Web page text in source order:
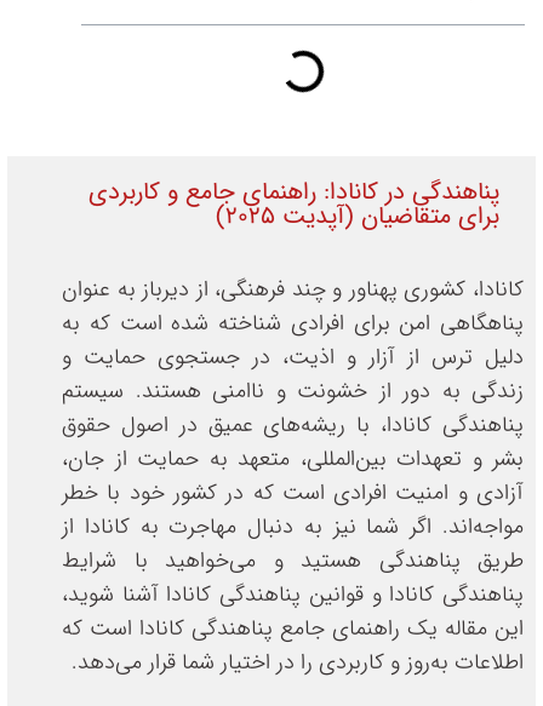
پناهندگی در کانادا: راهنمای جامع و کاربردی
برای متقاضیان (آپدیت ۲۰۲۵)
کانادا، کشوری پهناور و چند فرهنگی، از دیرباز به عنوان
پناهگاهی امن برای افرادی شناخته شده است که به
دلیل ترس از آزار و اذیت، در جستجوی حمایت و
زندگی به دور از خشونت و ناامنی هستند. سیستم
پناهندگی کانادا، با ریشه‌های عمیق در اصول حقوق
بشر و تعهدات بین‌المللی، متعهد به حمایت از جان،
آزادی و امنیت افرادی است که در کشور خود با خطر
مواجه‌اند. اگر شما نیز به دنبال مهاجرت به کانادا از
طریق پناهندگی هستید و می‌خواهید با شرایط
پناهندگی کانادا و قوانین پناهندگی کانادا آشنا شوید،
این مقاله یک راهنمای جامع پناهندگی کانادا است که
اطلاعات به‌روز و کاربردی را در اختیار شما قرار می‌دهد.